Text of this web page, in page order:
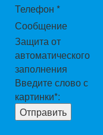
Телефон *
Сообщение
Защита от
автоматического
заполнения
Введите слово с
картинки*: